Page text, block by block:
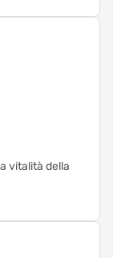
vitalità della